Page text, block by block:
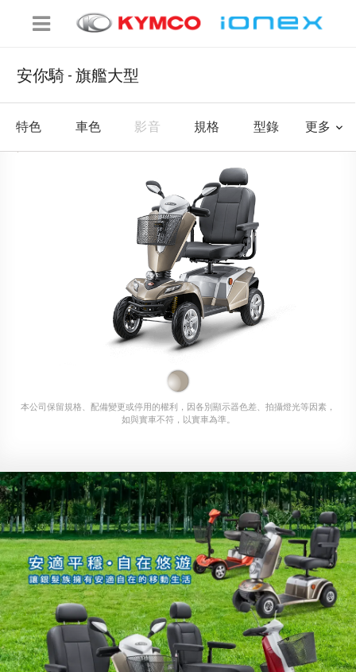
安你騎 - 旗艦大型
特色 車色 影音 規格 型錄 更多
本公司保留規格、配備變更或停用的權利，因各別顯示器色差、拍攝燈光等因素，
如與實車不符，以實車為準。